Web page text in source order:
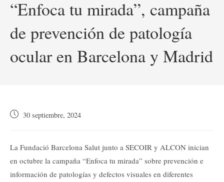
“Enfoca tu mirada”, campaña
de prevención de patología
ocular en Barcelona y Madrid
Publicación
entrada:
30 septiembre, 2024
La Fundació Barcelona Salut junto a SECOIR y ALCON inician
en octubre la campaña “Enfoca tu mirada” sobre prevención e
información de patologías y defectos visuales en diferentes